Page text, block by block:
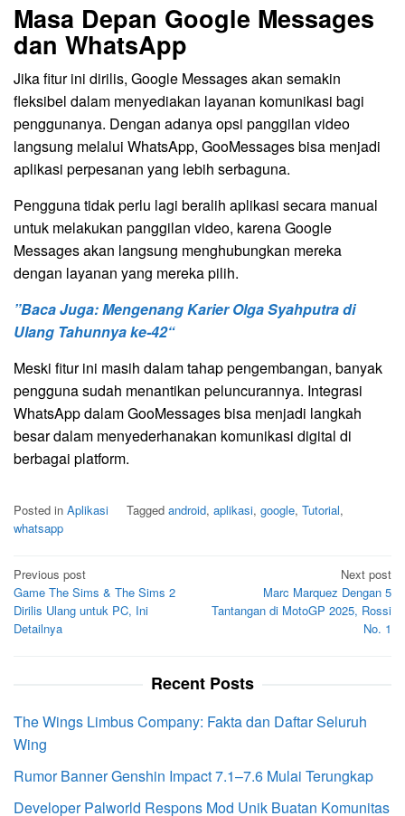
Masa Depan Google Messages
dan WhatsApp
Jika fitur ini dirilis, Google Messages akan semakin
fleksibel dalam menyediakan layanan komunikasi bagi
penggunanya. Dengan adanya opsi panggilan video
langsung melalui WhatsApp, GooMessages bisa menjadi
aplikasi perpesanan yang lebih serbaguna.
Pengguna tidak perlu lagi beralih aplikasi secara manual
untuk melakukan panggilan video, karena Google
Messages akan langsung menghubungkan mereka
dengan layanan yang mereka pilih.
”Baca Juga: Mengenang Karier Olga Syahputra di
Ulang Tahunnya ke-42“
Meski fitur ini masih dalam tahap pengembangan, banyak
pengguna sudah menantikan peluncurannya. Integrasi
WhatsApp dalam GooMessages bisa menjadi langkah
besar dalam menyederhanakan komunikasi digital di
berbagai platform.
Posted in Aplikasi Tagged android, aplikasi, google, Tutorial,
whatsapp
Post
navigation
Previous post
Game The Sims & The Sims 2
Dirilis Ulang untuk PC, Ini
Detailnya
Next post
Marc Marquez Dengan 5
Tantangan di MotoGP 2025, Rossi
No. 1
Recent Posts
The Wings Limbus Company: Fakta dan Daftar Seluruh
Wing
Rumor Banner Genshin Impact 7.1–7.6 Mulai Terungkap
Developer Palworld Respons Mod Unik Buatan Komunitas